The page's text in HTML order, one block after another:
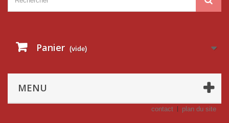
Panier (vide)
MENU
contact plan du site